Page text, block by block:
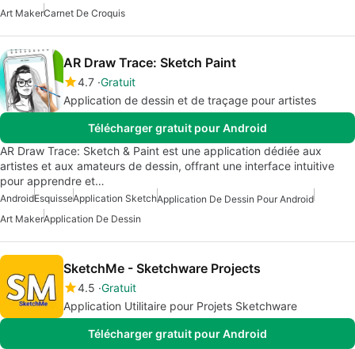
Art MakerCarnet De Croquis
AR Draw Trace: Sketch Paint
4.7 Gratuit
Application de dessin et de traçage pour artistes
Télécharger gratuit pour Android
AR Draw Trace: Sketch & Paint est une application dédiée aux
artistes et aux amateurs de dessin, offrant une interface intuitive
pour apprendre et…
AndroidEsquisseApplication SketchApplication De Dessin Pour Android
Art MakerApplication De Dessin
SketchMe - Sketchware Projects
4.5 Gratuit
Application Utilitaire pour Projets Sketchware
Télécharger gratuit pour Android